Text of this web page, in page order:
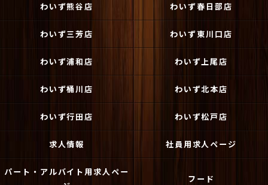
わいず熊谷店 わいず春日部店
わいず三芳店 わいず東川口店
わいず浦和店 わいず上尾店
わいず桶川店 わいず北本店
わいず行田店 わいず松戸店
求人情報 社員用求人ページ
パート・アルバイト用求人ペー
フード